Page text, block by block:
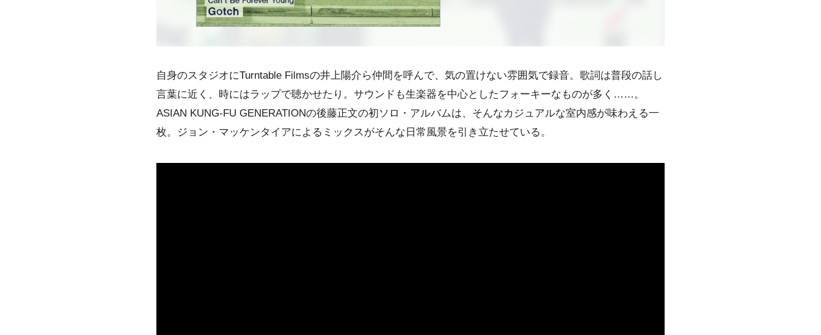
自身のスタジオにTurntable Filmsの井上陽介 ら仲間を呼んで、気の置けない雰囲気で録音。歌詞は普段の話し
言葉に近く、時にはラップで聴かせたり。サウンドも生楽器を中心としたフォーキーなものが多く……。
ASIAN KUNG-FU GENERATIONの後藤正文の初ソロ・アルバムは、そんなカジュアルな室内感が味わえる一
枚。
ジョン・マッケンタイアによるミックスがそんな日常風景を引き立たせている。